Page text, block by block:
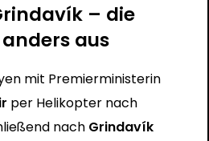
– die
aus
mit Premierministerin
per Helikopter nach
nach Grindavík